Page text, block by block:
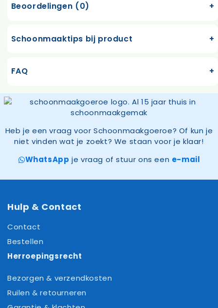
Beoordelingen (0)
Schoonmaaktips bij product
FAQ
Heb je een vraag voor Schoonmaakgoeroe? Of kun je
niet vinden wat je zoekt? We staan voor je klaar!
WhatsApp je vraag of stuur ons een e-mail
Hulp & Contact
Contact
Bestellen
Herroepingsrecht
Bezorgen & verzendkosten
Ruilen & retourneren